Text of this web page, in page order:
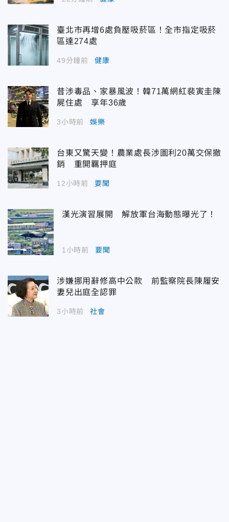
臺北市再增6處負壓吸菸區！全市指定吸菸
區達274處
49分鐘前 健康
昔涉毒品、家暴風波！韓71萬網紅裴寅圭陳
屍住處 享年36歲
3小時前 娛樂
台東又驚天變！農業處長涉圖利20萬交保撤
銷 重開羈押庭
12小時前 要聞
漢光演習展開 解放軍台海動態曝光了！
1小時前 要聞
涉嫌挪用辭修高中公款 前監察院長陳履安
妻兒出庭全認罪
3小時前 社會